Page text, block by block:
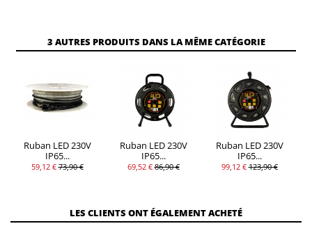
3 AUTRES PRODUITS DANS LA MÊME CATÉGORIE
Ruban LED 230V
IP65...
59,12 € 73,90 €
Ruban LED 230V
IP65...
69,52 € 86,90 €
Ruban LED 230V
IP65...
99,12 € 123,90 €
LES CLIENTS ONT ÉGALEMENT ACHETÉ